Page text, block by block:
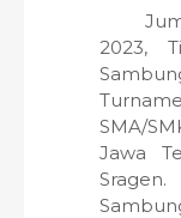
2023,
SMA/
Jawa